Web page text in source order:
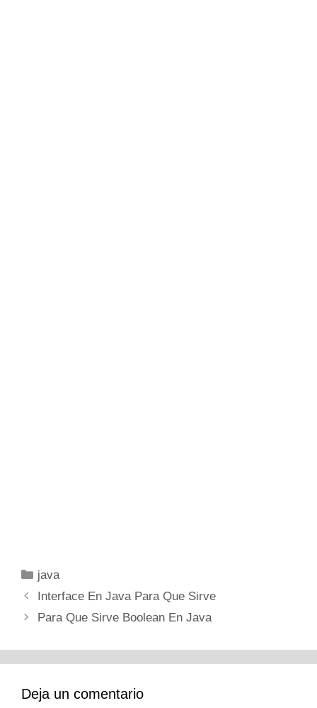
Categorías
java
Interface En Java Para Que Sirve
Para Que Sirve Boolean En Java
Deja un comentario